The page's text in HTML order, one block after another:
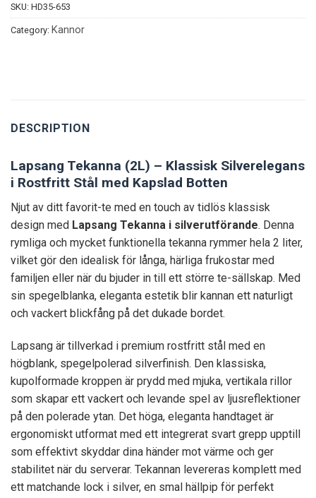
SKU: HD35-653
Category: Kannor
DESCRIPTION
Lapsang Tekanna (2L) – Klassisk Silverelegans
i Rostfritt Stål med Kapslad Botten
Njut av ditt favorit-te med en touch av tidlös klassisk
design med Lapsang Tekanna i silverutförande. Denna
rymliga och mycket funktionella tekanna rymmer hela 2 liter,
vilket gör den idealisk för långa, härliga frukostar med
familjen eller när du bjuder in till ett större te-sällskap. Med
sin spegelblanka, eleganta estetik blir kannan ett naturligt
och vackert blickfång på det dukade bordet.
Lapsang är tillverkad i premium rostfritt stål med en
högblank, spegelpolerad silverfinish. Den klassiska,
kupolformade kroppen är prydd med mjuka, vertikala rillor
som skapar ett vackert och levande spel av ljusreflektioner
på den polerade ytan. Det höga, eleganta handtaget är
ergonomiskt utformat med ett integrerat svart grepp upptill
som effektivt skyddar dina händer mot värme och ger
stabilitet när du serverar. Tekannan levereras komplett med
ett matchande lock i silver, en smal hällpip för perfekt